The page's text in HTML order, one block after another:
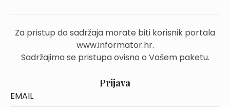
Za pristup do sadržaja morate biti korisnik portala
www.informator.hr.
Sadržajima se pristupa ovisno o Vašem paketu.
Prijava
EMAIL